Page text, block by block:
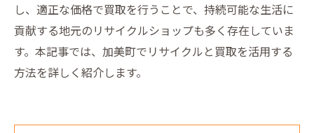
し、適正な価格で買取を行うことで、持続可能な生活に
貢献する地元のリサイクルショップも多く存在していま
す。本記事では、加美町でリサイクルと買取を活用する
方法を詳しく紹介します。